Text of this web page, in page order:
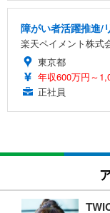
障がい者活躍推進/
楽天ペイメント株式
東京都
年収600万円～
正社員